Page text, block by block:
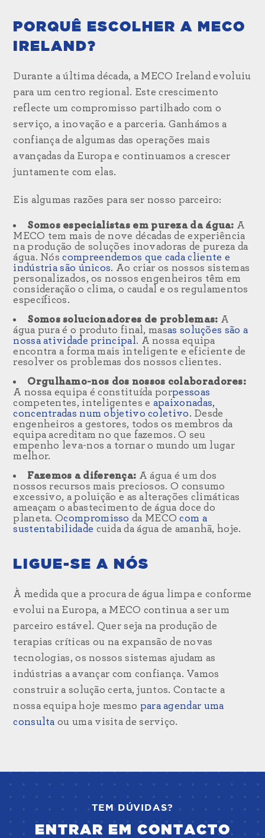
PORQUÊ ESCOLHER A MECO
IRELAND?
Durante a última década, a MECO Ireland evoluiu
para um centro regional. Este crescimento
reflecte um compromisso partilhado com o
serviço, a inovação e a parceria. Ganhámos a
confiança de algumas das operações mais
avançadas da Europa e continuamos a crescer
juntamente com elas.
Eis algumas razões para ser nosso parceiro:
Somos especialistas em pureza da água: A
MECO tem mais de nove décadas de experiência
na produção de soluções inovadoras de pureza da
água. Nós compreendemos que cada cliente e
indústria são únicos. Ao criar os nossos sistemas
personalizados, os nossos engenheiros têm em
consideração o clima, o caudal e os regulamentos
específicos.
Somos solucionadores de problemas: A
água pura é o produto final, masas soluções são a
nossa atividade principal. A nossa equipa
encontra a forma mais inteligente e eficiente de
resolver os problemas dos nossos clientes.
Orgulhamo-nos dos nossos colaboradores:
A nossa equipa é constituída porpessoas
competentes, inteligentes e apaixonadas,
concentradas num objetivo coletivo. Desde
engenheiros a gestores, todos os membros da
equipa acreditam no que fazemos. O seu
empenho leva-nos a tornar o mundo um lugar
melhor.
Fazemos a diferença: A água é um dos
nossos recursos mais preciosos. O consumo
excessivo, a poluição e as alterações climáticas
ameaçam o abastecimento de água doce do
planeta. Ocompromisso da MECO com a
sustentabilidade cuida da água de amanhã, hoje.
LIGUE-SE A NÓS
À medida que a procura de água limpa e conforme
evolui na Europa, a MECO continua a ser um
parceiro estável. Quer seja na produção de
terapias críticas ou na expansão de novas
tecnologias, os nossos sistemas ajudam as
indústrias a avançar com confiança. Vamos
construir a solução certa, juntos. Contacte a
nossa equipa hoje mesmo para agendar uma
consulta ou uma visita de serviço.
TEM DÚVIDAS?
ENTRAR EM CONTACTO